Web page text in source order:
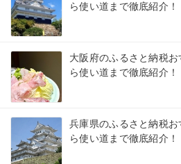
ら使い道まで徹底紹介！
大阪府のふるさと納税
ら使い道まで徹底紹介！
兵庫県のふるさと納税
ら使い道まで徹底紹介！